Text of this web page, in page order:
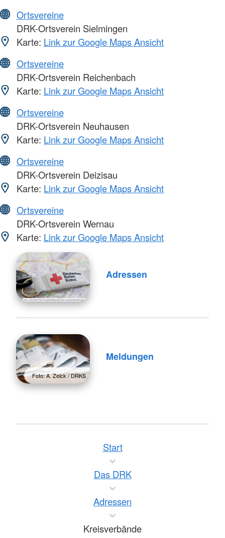
Ortsvereine
DRK-Ortsverein Sielmingen
Karte: Link zur Google Maps Ansicht
Ortsvereine
DRK-Ortsverein Reichenbach
Karte: Link zur Google Maps Ansicht
Ortsvereine
DRK-Ortsverein Neuhausen
Karte: Link zur Google Maps Ansicht
Ortsvereine
DRK-Ortsverein Deizisau
Karte: Link zur Google Maps Ansicht
Ortsvereine
DRK-Ortsverein Wernau
Karte: Link zur Google Maps Ansicht
Adressen
Foto: A. Zelck / DRKS
Meldungen
Start
Das DRK
Adressen
Kreisverbände